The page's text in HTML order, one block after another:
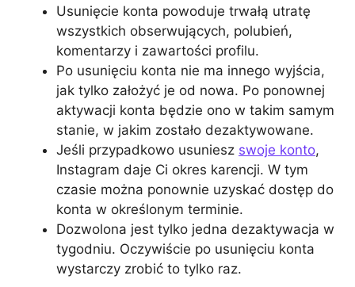
Usunięcie konta powoduje trwałą utratę
wszystkich obserwujących, polubień,
komentarzy i zawartości profilu.
Po usunięciu konta nie ma innego wyjścia,
jak tylko założyć je od nowa. Po ponownej
aktywacji konta będzie ono w takim samym
stanie, w jakim zostało dezaktywowane.
Jeśli przypadkowo usuniesz swoje konto,
Instagram daje Ci okres karencji. W tym
czasie można ponownie uzyskać dostęp do
konta w określonym terminie.
Dozwolona jest tylko jedna dezaktywacja w
tygodniu. Oczywiście po usunięciu konta
wystarczy zrobić to tylko raz.